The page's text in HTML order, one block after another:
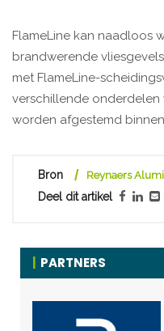
FlameLine kan naadloos
brandwerende
met FlameLine-
verschillende
worden afgestemd
Bron Reynaers
Deel dit artikel
PARTNERS